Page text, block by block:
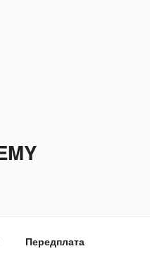
Передплата